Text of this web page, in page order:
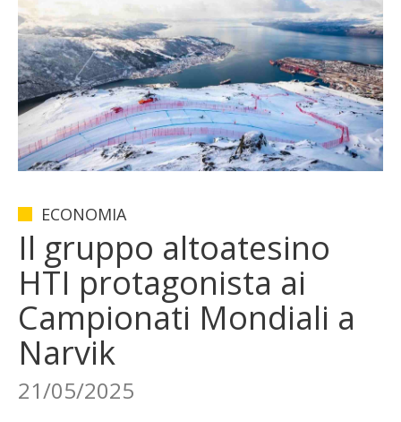
ECONOMIA
Il gruppo altoatesino
HTI protagonista ai
Campionati Mondiali a
Narvik
21/05/2025